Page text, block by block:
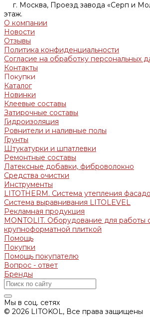
г. Москва, Проезд завода «Серп и
этаж.
О компании
Новости
Отзывы
Политика конфиденциальности
Согласие на обработку персональных
Контакты
Покупки
Каталог
Новинки
Клеевые составы
Затирочные составы
Гидроизоляция
Ровнители и наливные полы
Грунты
Штукатурки и шпатлевки
Ремонтные составы
Латексные добавки, фиброволокно
Средства очистки
Инструменты
LITOTHERM. Система утепления
Система выравнивания LITOLEVEL
Рекламная продукция
MONTOLIT. Оборудование для работы
крупноформатной плиткой
Помощь
Покупки
Помощь покупателю
Вопрос - ответ
Бренды
Мы в соц. сетях
© 2026 LITOKOL, Все права защищены